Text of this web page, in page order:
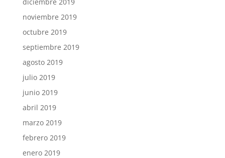
noviembre 2019
octubre 2019
septiembre 2019
agosto 2019
julio 2019
junio 2019
abril 2019
marzo 2019
febrero 2019
enero 2019